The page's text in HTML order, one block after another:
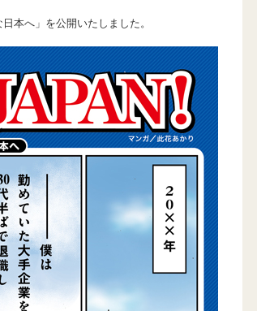
本へ」を公開いたしました。